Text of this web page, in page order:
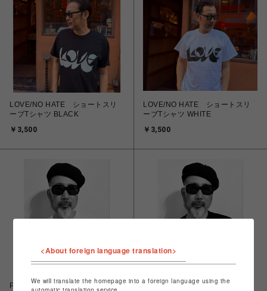
LOVE/NO HATE ショートスリ
ーブTシャツ BLACK
￥3,500
LOVE/NO HATE ショートスリ
ーブTシャツ WHITE
￥3,500
PEACE / NO WAR Tシャツ PEACE / NO WAR Tシャツ
<About foreign language translation>
We will translate the homepage into a foreign language using the